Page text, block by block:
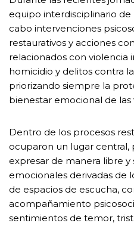
equipo interdisciplinario de
cabo intervenciones
restaurativos y acciones
relacionados con violencia
homicidio y delitos contra
priorizando siempre la
bienestar emocional de las
Dentro de los procesos
ocuparon un lugar
expresar de manera libre y
emocionales derivadas de
de espacios de escucha,
acompañamiento
sentimientos de temor,